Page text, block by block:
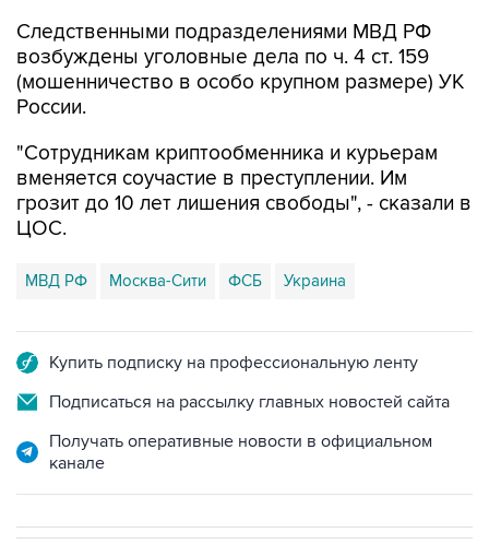
Следственными подразделениями МВД РФ
возбуждены уголовные дела по ч. 4 ст. 159
(мошенничество в особо крупном размере) УК
России.
"Сотрудникам криптообменника и курьерам
вменяется соучастие в преступлении. Им
грозит до 10 лет лишения свободы", - сказали в
ЦОС.
МВД РФ Москва-Сити ФСБ Украина
Купить подписку на профессиональную ленту
Подписаться на рассылку главных новостей сайта
Получать оперативные новости в официальном
канале